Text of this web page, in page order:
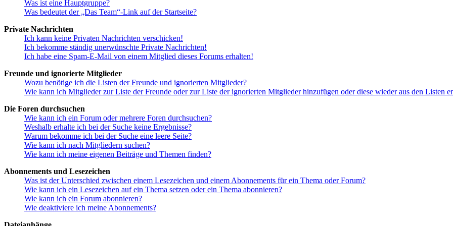
Was ist eine Hauptgruppe?
Was bedeutet der „Das Team“-Link auf der Startseite?
Private Nachrichten
Ich kann keine Privaten Nachrichten verschicken!
Ich bekomme ständig unerwünschte Private Nachrichten!
Ich habe eine Spam-E-Mail von einem Mitglied dieses Forums erhalten!
Freunde und ignorierte Mitglieder
Wozu benötige ich die Listen der Freunde und ignorierten Mitglieder?
Wie kann ich Mitglieder zur Liste der Freunde oder zur Liste der ignorierten Mitglieder hinzufügen oder diese wieder aus den Listen
Die Foren durchsuchen
Wie kann ich ein Forum oder mehrere Foren durchsuchen?
Weshalb erhalte ich bei der Suche keine Ergebnisse?
Warum bekomme ich bei der Suche eine leere Seite?
Wie kann ich nach Mitgliedern suchen?
Wie kann ich meine eigenen Beiträge und Themen finden?
Abonnements und Lesezeichen
Was ist der Unterschied zwischen einem Lesezeichen und einem Abonnements für ein Thema oder Forum?
Wie kann ich ein Lesezeichen auf ein Thema setzen oder ein Thema abonnieren?
Wie kann ich ein Forum abonnieren?
Wie deaktiviere ich meine Abonnements?